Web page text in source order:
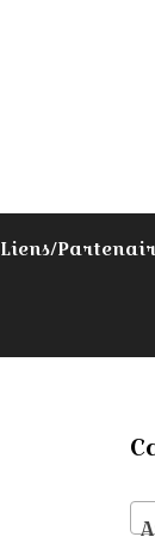
Liens/